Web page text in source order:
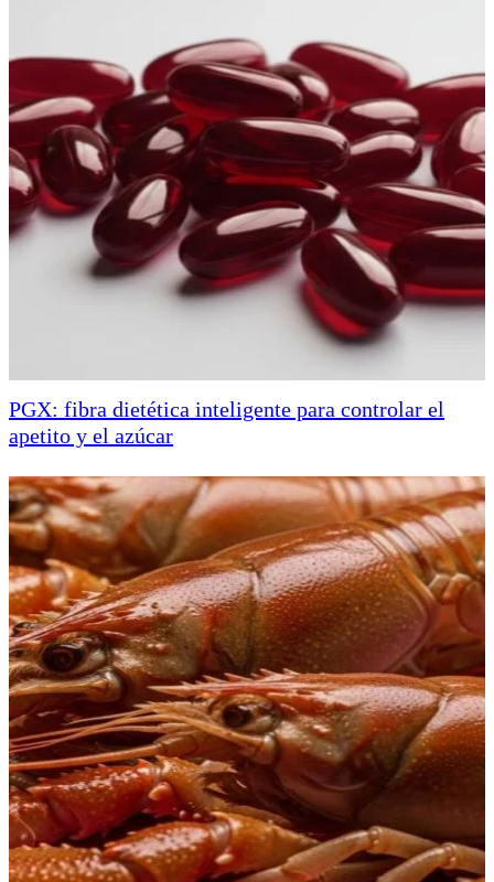
PGX: fibra dietética inteligente para controlar el
apetito y el azúcar